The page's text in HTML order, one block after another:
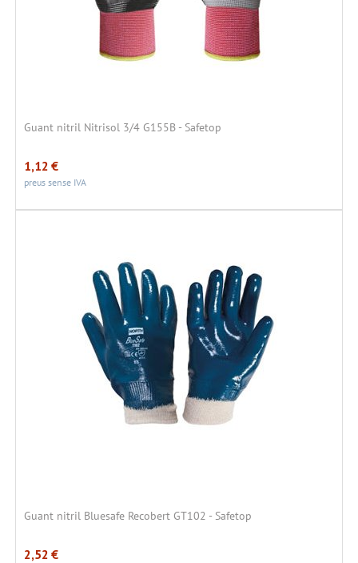
Guant nitril Nitrisol 3/4 G155B - Safetop
1,12 €
preus sense IVA
Guant nitril Bluesafe Recobert GT102 - Safetop
2,52 €